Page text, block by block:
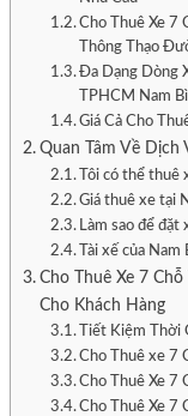
Cho
Cho
Cho
Cho Thuê
Cho Thuê
CHO THUÊ XE
Cho
Cho
Cho
Cho
Cho
Cho
Cho
Cho Thuê
TIN TỨC
CHO
CHO
Cho Thuê Xe 7
Thông Thạo
Đa Dạng Dòng
TPHCM Nam
Giá Cả Cho
Quan Tâm Về Dịch
Tôi có thể
Giá thuê xe tại
Làm sao để đặt
Tài xế của
Cho Thuê Xe 7
Cho Khách Hàng
Tiết Kiệm Thời
Cho Thuê xe 7
Cho Thuê Xe 7
Cho Thuê Xe 7